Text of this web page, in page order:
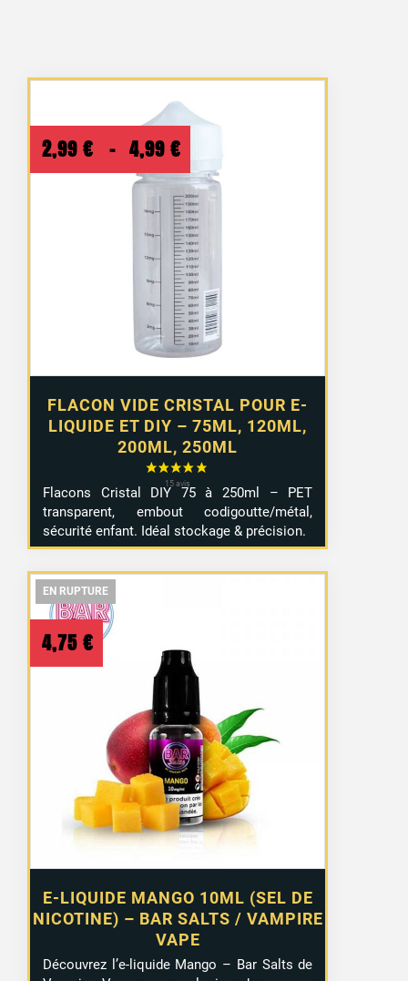
FLACON VIDE CRISTAL POUR E-
LIQUIDE ET DIY – 75ML, 120ML,
200ML, 250ML
2,99 € – 4,99 €
de
prix :
2,99 €
à
4,99 €
Flacons Cristal DIY 75 à 250ml – PET
transparent, embout codigoutte/métal,
sécurité enfant. Idéal stockage & précision.
EN RUPTURE
EN RUPTURE
E-LIQUIDE MANGO 10ML (SEL DE
NICOTINE) – BAR SALTS / VAMPIRE
VAPE
4,75 €
Découvrez l’e-liquide Mango – Bar Salts de
EN RUPTURE